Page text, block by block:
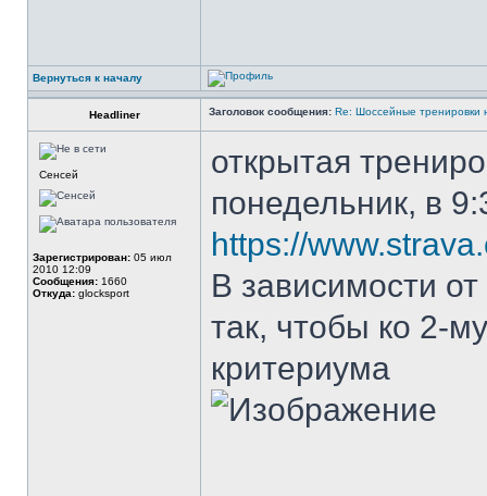
Вернуться к началу
Headliner Заголовок сообщения: Re: Шоссейные тренировки
Сенсей
Зарегистрирован: 05 июл
2010 12:09
Сообщения: 1660
Откуда: glocksport
открытая
понедельник, в
https://
В зависимости
так, чтобы ко 2-
критериума